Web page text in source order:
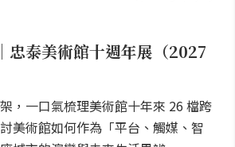
忠泰美術館十週年展（2027
，一口氣梳理美術館十年來 26 檔跨
美術館如何作為「平台、觸媒、智